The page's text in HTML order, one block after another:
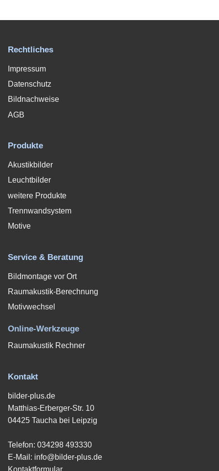
Rechtliches
Impressum
Datenschutz
Bildnachweise
AGB
Produkte
Akustikbilder
Leuchtbilder
weitere Produkte
Trennwandsystem
Motive
Service & Beratung
Bildmontage vor Ort
Raumakustik-Berechnung
Motivwechsel
Online-Werkzeuge
Raumakustik Rechner
Kontakt
bilder-plus.de
Matthias-Erberger-Str. 10
04425 Taucha bei Leipzig
Telefon: 034298 493330
E-Mail: info@bilder-plus.de
Kontaktformular